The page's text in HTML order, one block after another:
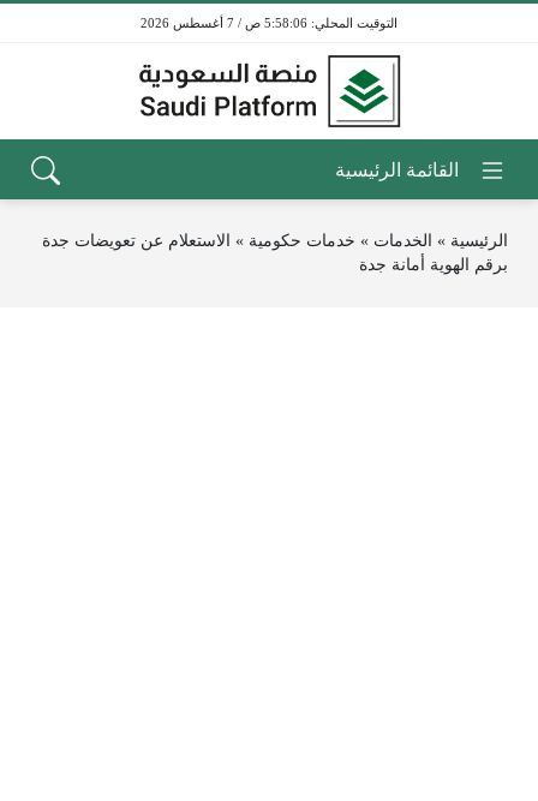
5:58:06 ص / 7 أغسطس 2026
الرئيسية » الخدمات » خدمات حكومية » الاستعلام عن تعويضات جدة
برقم الهوية أمانة جدة